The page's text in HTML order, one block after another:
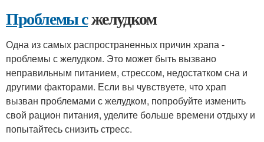
Проблемы сжелудком
Одна из самых распространенных причин храпа -
проблемы с желудком. Это может быть вызвано
неправильным питанием, стрессом, недостатком сна и
другими факторами. Если вы чувствуете, что храп
вызван проблемами с желудком, попробуйте изменить
свой рацион питания, уделите больше времени отдыху и
попытайтесь снизить стресс.